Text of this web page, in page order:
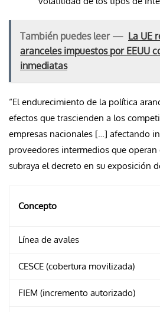
También puedes leer — La UE
aranceles impuestos por EEUU
inmediatas
“El endurecimiento de la política
efectos que trascienden a los
empresas nacionales […] afectando
proveedores intermedios que operan
subraya el decreto en su exposición
Concepto
Línea de avales
CESCE (cobertura movilizada)
FIEM (incremento autorizado)